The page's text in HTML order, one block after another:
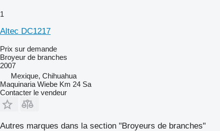
1
Altec DC1217
Prix sur demande
Broyeur de branches
2007
Mexique, Chihuahua
Maquinaria Wiebe Km 24 Sa
Contacter le vendeur
Autres marques dans la section "Broyeurs de branches"